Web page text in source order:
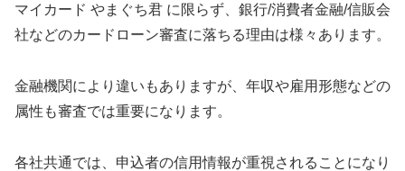
マイカード やまぐち君 に限らず、銀行/消費者金融/信販会
社などのカードローン審査に落ちる理由は様々あります。
金融機関により違いもありますが、年収や雇用形態などの
属性も審査では重要になります。
各社共通では、申込者の信用情報が重視されることになり